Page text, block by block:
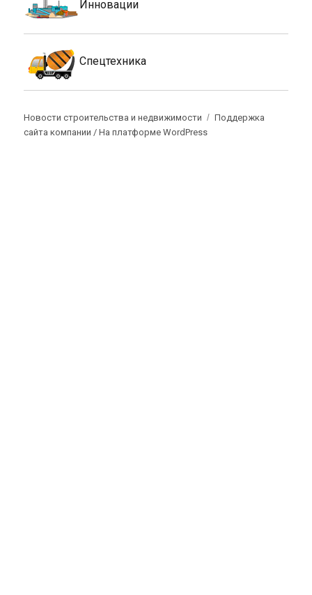
Инновации
Спецтехника
Новости строительства и недвижимости
Поддержка
сайта компании /На платформе WordPress